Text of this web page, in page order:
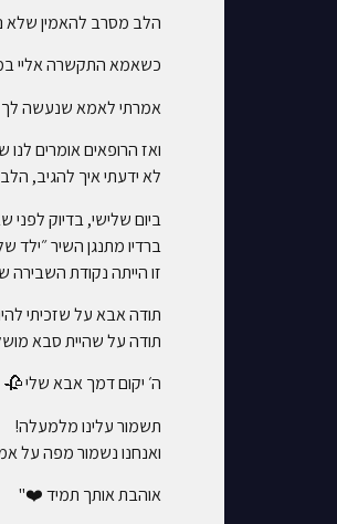
הלב מסרב להאמין שלא
כשאמא התקשרה אליי
אמרתי לאמא שנעשה לך
ואז הרופאים אומרים
לא ידעתי איך להגיב,
ביום שלישי, בדיוק לפני
ברדיו מתנגן השיר ״ילד
זו הייתה נקודת
תודה אבא על שזכיתי
תודה על שהיית סבא
ה׳ יקום דמך אבא שלי 🥀
תשמור עלינו מלמעלה!
ואנחנו נשמור מפה על
אוהבת אותך תמיד ❤️"